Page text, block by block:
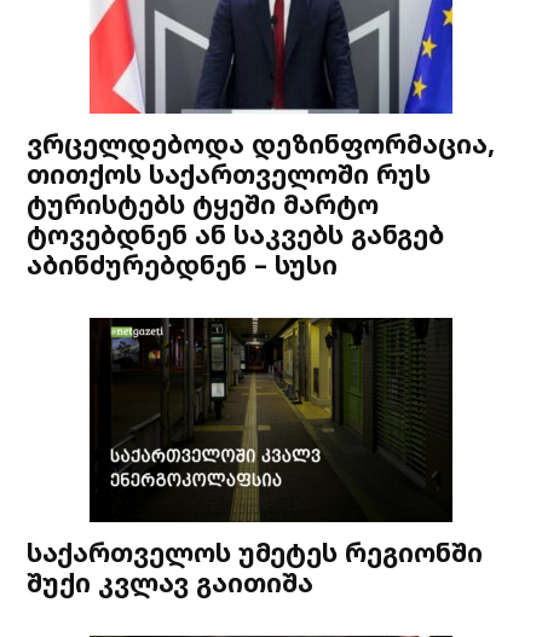
ვრცელდებოდა დეზინფორმაცია,
თითქოს საქართველოში რუს
ტურისტებს ტყეში მარტო
ტოვებდნენ ან საკვებს განგებ
აბინძურებდნენ – სუსი
საქართველოს უმეტეს რეგიონში
შუქი კვლავ გაითიშა